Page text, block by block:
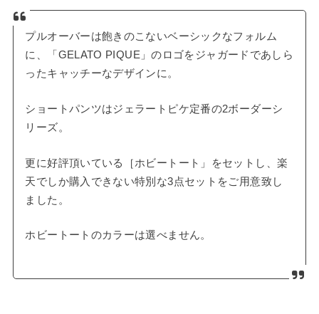
プルオーバーは飽きのこないベーシックなフォルム
に、「GELATO PIQUE」のロゴをジャガードであしら
ったキャッチーなデザインに。
ショートパンツはジェラートピケ定番の2ボーダーシ
リーズ。
更に好評頂いている［ホビートート」をセットし、楽
天でしか購入できない特別な3点セットをご用意致し
ました。
ホビートートのカラーは選べません。